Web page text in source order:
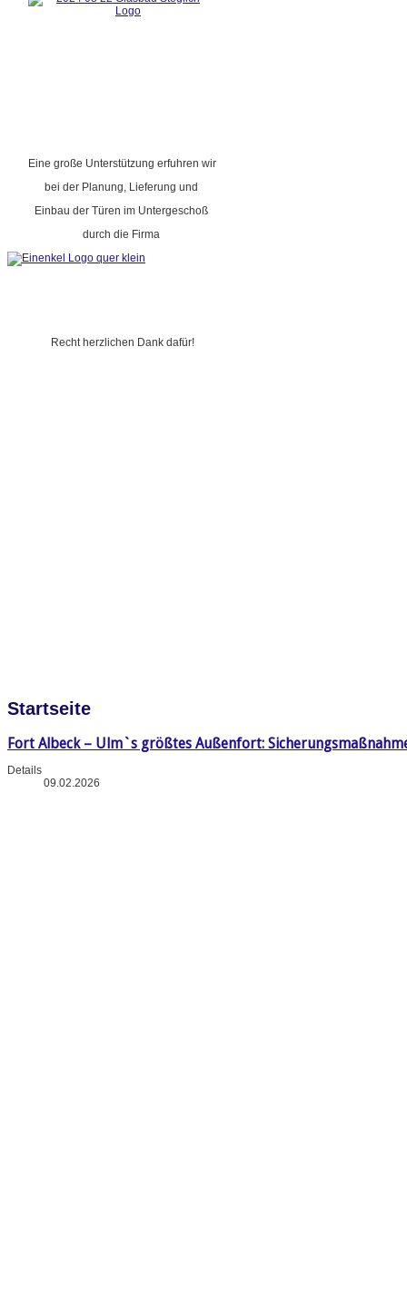
Eine große Unterstützung erfuhren wir
bei der Planung, Lieferung und
Einbau der Türen im Untergeschoß
durch die Firma
Recht herzlichen Dank dafür!
Startseite
Fort Albeck – Ulm`s größtes Außenfort:
Details
09.02.2026